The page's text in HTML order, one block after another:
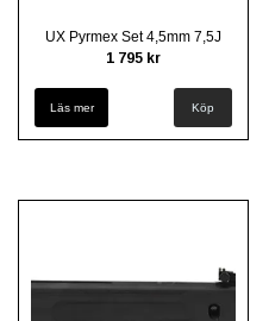
UX Pyrmex Set 4,5mm 7,5J
1 795 kr
Läs mer